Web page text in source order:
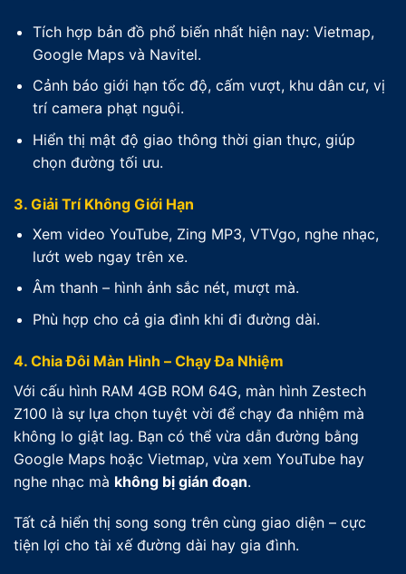
Tích hợp bản đồ phổ biến nhất hiện nay: Vietmap,
Google Maps và Navitel.
Cảnh báo giới hạn tốc độ, cấm vượt, khu dân cư, vị
trí camera phạt nguội.
Hiển thị mật độ giao thông thời gian thực, giúp
chọn đường tối ưu.
3. Giải Trí Không Giới Hạn
Xem video YouTube, Zing MP3, VTVgo, nghe nhạc,
lướt web ngay trên xe.
Âm thanh – hình ảnh sắc nét, mượt mà.
Phù hợp cho cả gia đình khi đi đường dài.
4. Chia Đôi Màn Hình – Chạy Đa Nhiệm
Với cấu hình RAM 4GB ROM 64G, màn hình Zestech
Z100 là sự lựa chọn tuyệt vời để chạy đa nhiệm mà
không lo giật lag. Bạn có thể vừa dẫn đường bằng
Google Maps hoặc Vietmap, vừa xem YouTube hay
nghe nhạc mà không bị gián đoạn.
Tất cả hiển thị song song trên cùng giao diện – cực
tiện lợi cho tài xế đường dài hay gia đình.